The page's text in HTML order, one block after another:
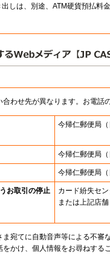
しは、別途、ATM硬貨預払料
わせ先が異なります。お電話
今帰仁郵便局
今帰仁郵便局
今帰仁郵便局
お取引の停止
カード紛失セ
または上記店舗
ま宛てに自動音声等による不審
かけ、個人情報をお尋ねする